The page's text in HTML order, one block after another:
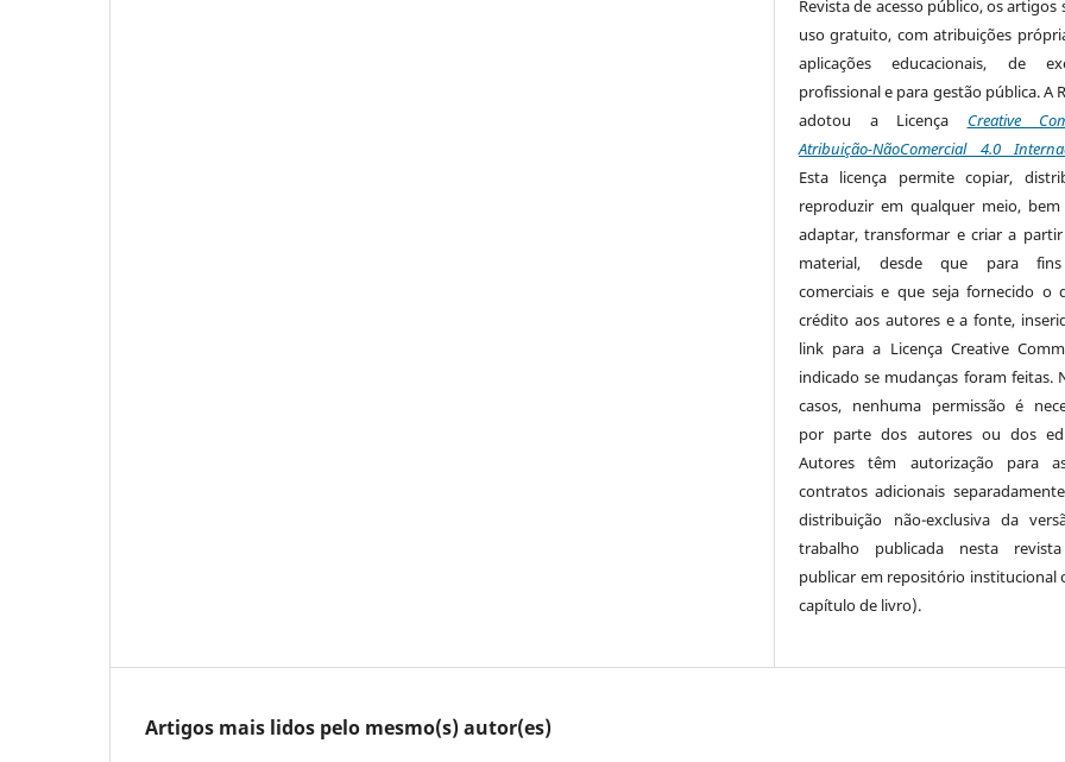
Revista de acesso público, os artigos
uso gratuito, com atribuições
aplicações educacionais, de
profissional e para gestão pública. A
adotou a Licença Creative
Atribuição-NãoComercial 4.0
Esta licença permite copiar,
reproduzir em qualquer meio,
adaptar, transformar e criar a
material, desde que para
comerciais e que seja fornecido o
crédito aos autores e a fonte,
link para a Licença Creative
indicado se mudanças foram feitas.
casos, nenhuma permissão é
por parte dos autores ou dos
Autores têm autorização para
contratos adicionais
distribuição não-exclusiva da
trabalho publicada nesta
publicar em repositório institucional
capítulo de livro).
Artigos mais lidos pelo mesmo(s) autor(es)